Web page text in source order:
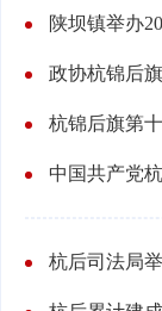
陕坝镇举办
政协杭锦后
杭锦后旗第
中国共产党
杭后司法局